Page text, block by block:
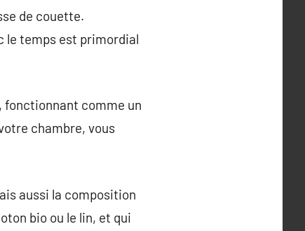
de couette.
le temps est primordial
fonctionnant comme un
chambre, vous
aussi la composition
bio ou le lin, et qui